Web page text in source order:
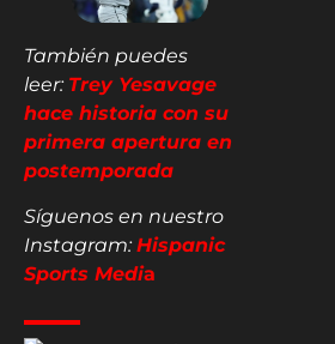
También puedes
leer: Trey Yesavage
hace historia con su
primera apertura en
postemporada
Síguenos en nuestro
Instagram:Hispanic
Sports Media